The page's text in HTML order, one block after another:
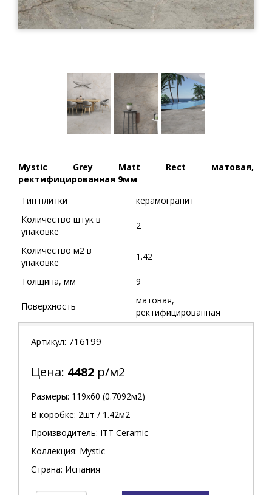
Mystic Grey Matt Rect матовая,
ректифицированная 9мм
Тип плитки
керамогранит
Количество штук в
упаковке
2
Количество м2 в
упаковке
1.42
Толщина, мм 9
Поверхность
матовая,
ректифицированная
Артикул: 716199
Цена: 4482 р/м2
Размеры: 119х60 (0.7092м2)
В коробке: 2шт / 1.42м2
Производитель: ITT Ceramic
Коллекция: Mystic
Страна: Испания